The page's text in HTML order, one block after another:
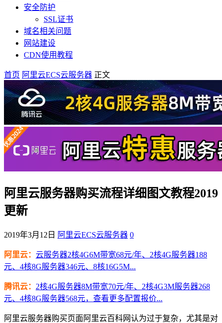
安全防护
SSL证书
域名相关问题
网站建设
CDN使用教程
首页 阿里云ECS云服务器 正文
阿里云服务器购买流程详细图文教程2019
更新
2019年3月12日 阿里云ECS云服务器 0
阿里云： 云服务器2核4G6M带宽68元/年、2核4G服务器188
元、4核8G服务器346元、8核16G5M...
腾讯云： 2核4G服务器8M带宽70元/年、2核4G3M服务器268
元、4核8G服务器568元，查看更多配置报价...
阿里云服务器购买页面阿里云百科网认为过于复杂，尤其是对